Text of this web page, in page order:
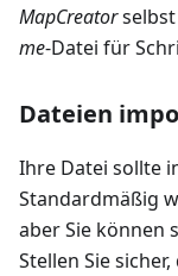
MapCreatorselbst
me-Datei für
Dateien
Ihre Datei sollte
Standardmäßig
aber Sie können
Stellen Sie